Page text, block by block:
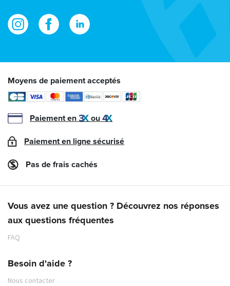
Moyens de paiement acceptés
Paiement en ou
Paiement en ligne sécurisé
Pas de frais cachés
Vous avez une question ? Découvrez nos réponses
aux questions fréquentes
FAQ
Besoin d'aide ?
Nous contacter